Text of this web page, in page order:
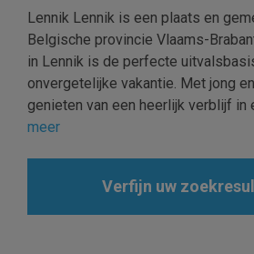
Lennik Lennik is een plaats en
Belgische provincie Vlaams-
in Lennik is de perfecte
onvergetelijke vakantie. Met jong
genieten van een heerlijk verblijf in
meer
Verfijn uw